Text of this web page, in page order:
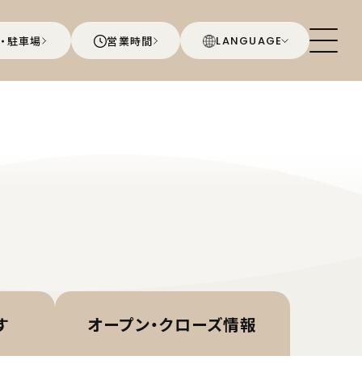
駐車場 営業時間 LANGUAGE
オープン・クローズ情報